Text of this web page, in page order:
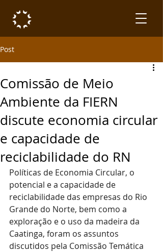
Post
Comissão de Meio
Ambiente da FIERN
discute economia circular
e capacidade de
reciclabilidade do RN
Políticas de Economia Circular, o
potencial e a capacidade de
reciclabilidade das empresas do Rio
Grande do Norte, bem como a
exploração e o uso da madeira da
Caatinga, foram os assuntos
discutidos pela Comissão Temática